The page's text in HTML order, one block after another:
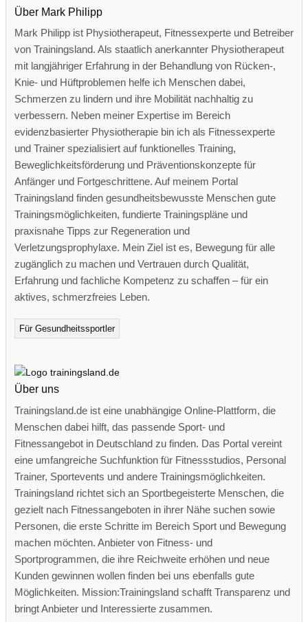
Über Mark Philipp
Mark Philipp ist Physiotherapeut, Fitnessexperte und Betreiber
von Trainingsland. Als staatlich anerkannter Physiotherapeut
mit langjähriger Erfahrung in der Behandlung von Rücken-,
Knie- und Hüftproblemen helfe ich Menschen dabei,
Schmerzen zu lindern und ihre Mobilität nachhaltig zu
verbessern. Neben meiner Expertise im Bereich
evidenzbasierter Physiotherapie bin ich als Fitnessexperte
und Trainer spezialisiert auf funktionelles Training,
Beweglichkeitsförderung und Präventionskonzepte für
Anfänger und Fortgeschrittene. Auf meinem Portal
Trainingsland finden gesundheitsbewusste Menschen gute
Trainingsmöglichkeiten, fundierte Trainingspläne und
praxisnahe Tipps zur Regeneration und
Verletzungsprophylaxe. Mein Ziel ist es, Bewegung für alle
zugänglich zu machen und Vertrauen durch Qualität,
Erfahrung und fachliche Kompetenz zu schaffen – für ein
aktives, schmerzfreies Leben.
Für Gesundheitssportler
Über uns
Trainingsland.de ist eine unabhängige Online-Plattform, die
Menschen dabei hilft, das passende Sport- und
Fitnessangebot in Deutschland zu finden. Das Portal vereint
eine umfangreiche Suchfunktion für Fitnessstudios, Personal
Trainer, Sportevents und andere Trainingsmöglichkeiten.
Trainingsland richtet sich an Sportbegeisterte Menschen, die
gezielt nach Fitnessangeboten in ihrer Nähe suchen sowie
Personen, die erste Schritte im Bereich Sport und Bewegung
machen möchten. Anbieter von Fitness- und
Sportprogrammen, die ihre Reichweite erhöhen und neue
Kunden gewinnen wollen finden bei uns ebenfalls gute
Möglichkeiten. Mission:Trainingsland schafft Transparenz und
bringt Anbieter und Interessierte zusammen.